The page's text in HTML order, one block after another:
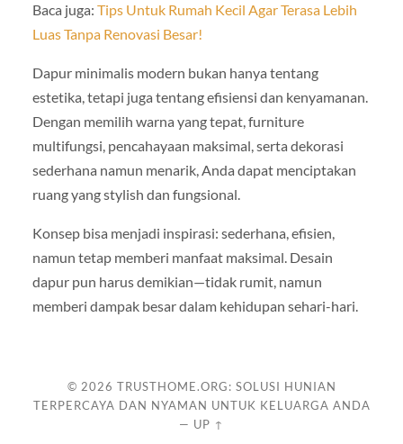
Baca juga: Tips Untuk Rumah Kecil Agar Terasa Lebih
Luas Tanpa Renovasi Besar!
Dapur minimalis modern bukan hanya tentang
estetika, tetapi juga tentang efisiensi dan kenyamanan.
Dengan memilih warna yang tepat, furniture
multifungsi, pencahayaan maksimal, serta dekorasi
sederhana namun menarik, Anda dapat menciptakan
ruang yang stylish dan fungsional.
Konsep bisa menjadi inspirasi: sederhana, efisien,
namun tetap memberi manfaat maksimal. Desain
dapur pun harus demikian—tidak rumit, namun
memberi dampak besar dalam kehidupan sehari-hari.
© 2026 TRUSTHOME.ORG: SOLUSI HUNIAN
TERPERCAYA DAN NYAMAN UNTUK KELUARGA ANDA
— UP ↑